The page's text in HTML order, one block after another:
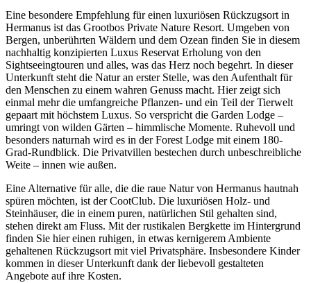
Eine besondere Empfehlung für einen luxuriösen Rückzugsort in
Hermanus ist das Grootbos Private Nature Resort. Umgeben von
Bergen, unberührten Wäldern und dem Ozean finden Sie in diesem
nachhaltig konzipierten Luxus Reservat Erholung von den
Sightseeingtouren und alles, was das Herz noch begehrt. In dieser
Unterkunft steht die Natur an erster Stelle, was den Aufenthalt für
den Menschen zu einem wahren Genuss macht. Hier zeigt sich
einmal mehr die umfangreiche Pflanzen- und ein Teil der Tierwelt
gepaart mit höchstem Luxus. So verspricht die Garden Lodge –
umringt von wilden Gärten – himmlische Momente. Ruhevoll und
besonders naturnah wird es in der Forest Lodge mit einem 180-
Grad-Rundblick. Die Privatvillen bestechen durch unbeschreibliche
Weite – innen wie außen.
Eine Alternative für alle, die die raue Natur von Hermanus hautnah
spüren möchten, ist der CootClub. Die luxuriösen Holz- und
Steinhäuser, die in einem puren, natürlichen Stil gehalten sind,
stehen direkt am Fluss. Mit der rustikalen Bergkette im Hintergrund
finden Sie hier einen ruhigen, in etwas kernigerem Ambiente
gehaltenen Rückzugsort mit viel Privatsphäre. Insbesondere Kinder
kommen in dieser Unterkunft dank der liebevoll gestalteten
Angebote auf ihre Kosten.